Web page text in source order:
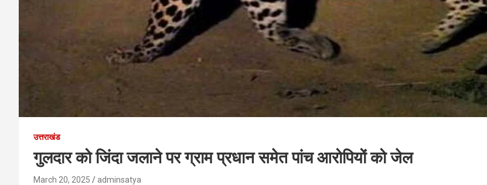
उत्तराखंड
गुलदार को जिंदा जलाने पर ग्राम प्रधान समेत पांच आरोपियों को जेल
March 20, 2025 adminsatya